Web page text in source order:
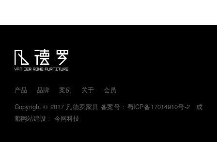
产品 品牌 案例 关于
会员
Copyright © 2017 凡德罗家具 备案号：蜀ICP备17014910号-2
成
都网站建设 ： 今网科技